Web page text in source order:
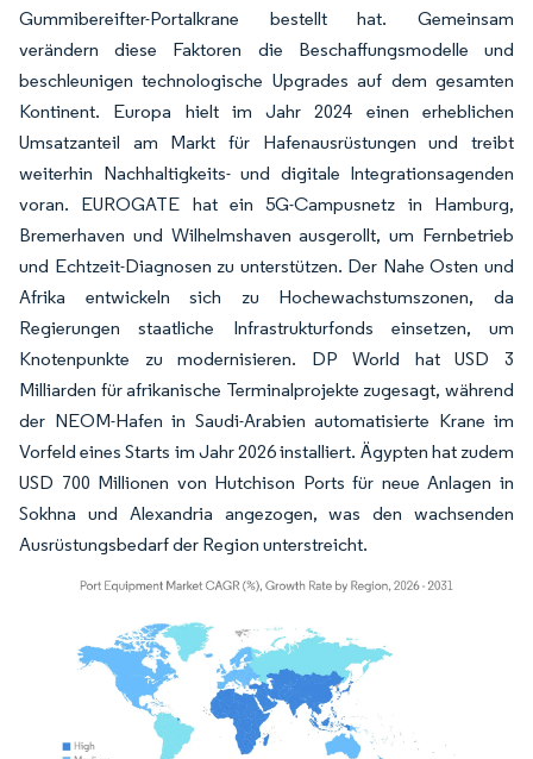
Gummibereifter-Portalkrane bestellt hat. Gemeinsam
verändern diese Faktoren die Beschaffungsmodelle und
beschleunigen technologische Upgrades auf dem gesamten
Kontinent. Europa hielt im Jahr 2024 einen erheblichen
Umsatzanteil am Markt für Hafenausrüstungen und treibt
weiterhin Nachhaltigkeits- und digitale Integrationsagenden
voran. EUROGATE hat ein 5G-Campusnetz in Hamburg,
Bremerhaven und Wilhelmshaven ausgerollt, um Fernbetrieb
und Echtzeit-Diagnosen zu unterstützen. Der Nahe Osten und
Afrika entwickeln sich zu Hochewachstumszonen, da
Regierungen staatliche Infrastrukturfonds einsetzen, um
Knotenpunkte zu modernisieren. DP World hat USD 3
Milliarden für afrikanische Terminalprojekte zugesagt, während
der NEOM-Hafen in Saudi-Arabien automatisierte Krane im
Vorfeld eines Starts im Jahr 2026 installiert. Ägypten hat zudem
USD 700 Millionen von Hutchison Ports für neue Anlagen in
Sokhna und Alexandria angezogen, was den wachsenden
Ausrüstungsbedarf der Region unterstreicht.